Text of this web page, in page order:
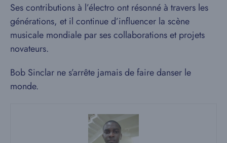
Ses contributions à l’électro ont résonné à travers les
générations, et il continue d’influencer la scène
musicale mondiale par ses collaborations et projets
novateurs.
Bob Sinclar ne s’arrête jamais de faire danser le
monde.